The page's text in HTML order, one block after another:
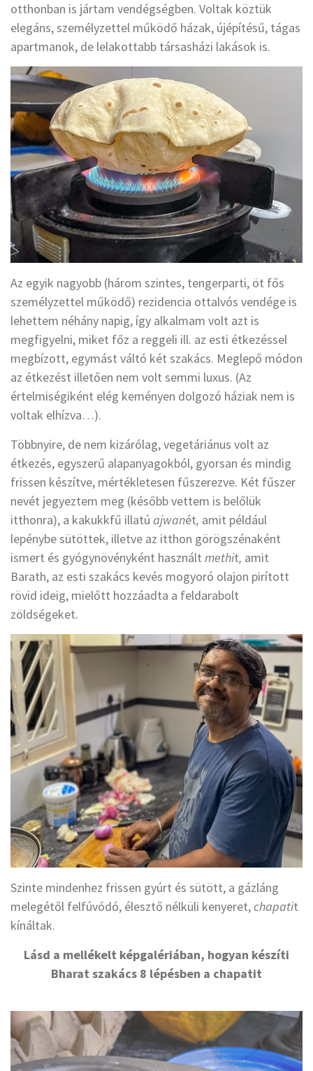
otthonban is jártam vendégségben. Voltak köztük
elegáns, személyzettel működő házak, újépítésű, tágas
apartmanok, de lelakottabb társasházi lakások is.
Az egyik nagyobb (három szintes, tengerparti, öt fős
személyzettel működő) rezidencia ottalvós vendége is
lehettem néhány napig, így alkalmam volt azt is
megfigyelni, miket főz a reggeli ill. az esti étkezéssel
megbízott, egymást váltó két szakács. Meglepő módon
az étkezést illetően nem volt semmi luxus. (Az
értelmiségiként elég keményen dolgozó háziak nem is
voltak elhízva…).
Többnyire, de nem kizárólag, vegetáriánus volt az
étkezés, egyszerű alapanyagokból, gyorsan és mindig
frissen készítve, mértékletesen fűszerezve. Két fűszer
nevét jegyeztem meg (később vettem is belőlük
itthonra), a kakukkfű illatú ajwanét, amit például
lepénybe sütöttek, illetve az itthon görögszénaként
ismert és gyógynövényként használt methit, amit
Barath, az esti szakács kevés mogyoró olajon pirított
rövid ideig, mielőtt hozzáadta a feldarabolt
zöldségeket.
Szinte mindenhez frissen gyúrt és sütött, a gázláng
melegétől felfúvódó, élesztő nélküli kenyeret,chapatit
kínáltak.
Lásd a mellékelt képgalériában, hogyan készíti
Bharat szakács 8 lépésben a chapatit